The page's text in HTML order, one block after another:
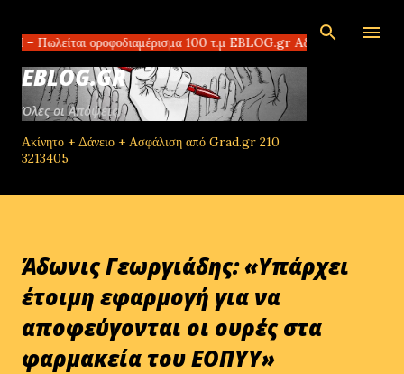
100 τ.μ EBLOG.gr Αδίστακτοι διακινητές
EBLOG.GR
Όλες οι Απόψεις!
Ακίνητο + Δάνειο + Ασφάλιση από Grad.gr 210
3213405
Άδωνις Γεωργιάδης: «Υπάρχει
έτοιμη εφαρμογή για να
αποφεύγονται οι ουρές στα
φαρμακεία του ΕΟΠΥΥ»